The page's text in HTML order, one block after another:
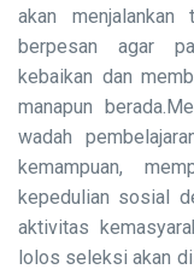
akan
berpesan agar
kebaikan dan
manapun
wadah
kemampuan,
kepedulian sosial
aktivitas
lolos seleksi akan